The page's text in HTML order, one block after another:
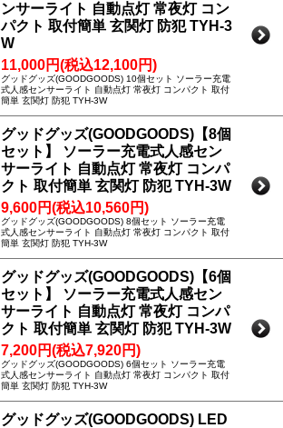
ンサーライト 自動点灯 常夜灯 コン
パクト 取付簡単 玄関灯 防犯 TYH-3
W
11,000円(税込12,100円)
グッドグッズ(GOODGOODS) 10個セット ソーラー充電
式人感センサーライト 自動点灯 常夜灯 コンパクト 取付
簡単 玄関灯 防犯 TYH-3W
グッドグッズ(GOODGOODS)【8個
セット】 ソーラー充電式人感セン
サーライト 自動点灯 常夜灯 コンパ
クト 取付簡単 玄関灯 防犯 TYH-3W
9,600円(税込10,560円)
グッドグッズ(GOODGOODS) 8個セット ソーラー充電
式人感センサーライト 自動点灯 常夜灯 コンパクト 取付
簡単 玄関灯 防犯 TYH-3W
グッドグッズ(GOODGOODS)【6個
セット】 ソーラー充電式人感セン
サーライト 自動点灯 常夜灯 コンパ
クト 取付簡単 玄関灯 防犯 TYH-3W
7,200円(税込7,920円)
グッドグッズ(GOODGOODS) 6個セット ソーラー充電
式人感センサーライト 自動点灯 常夜灯 コンパクト 取付
簡単 玄関灯 防犯 TYH-3W
グッドグッズ(GOODGOODS) LED